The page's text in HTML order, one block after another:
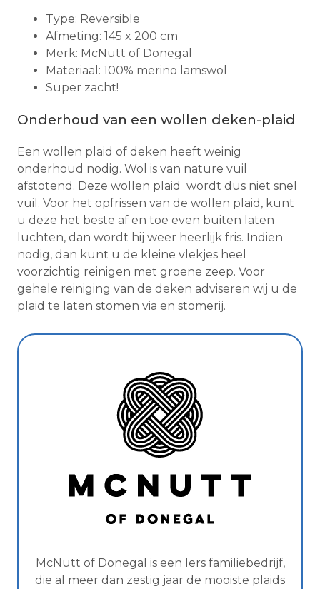
Type: Reversible
Afmeting: 145 x 200 cm
Merk: McNutt of Donegal
Materiaal: 100% merino lamswol
Super zacht!
Onderhoud van een wollen deken-plaid
Een wollen plaid of deken heeft weinig
onderhoud nodig. Wol is van nature vuil
afstotend. Deze wollen plaid wordt dus niet snel
vuil. Voor het opfrissen van de wollen plaid, kunt
u deze het beste af en toe even buiten laten
luchten, dan wordt hij weer heerlijk fris. Indien
nodig, dan kunt u de kleine vlekjes heel
voorzichtig reinigen met groene zeep. Voor
gehele reiniging van de deken adviseren wij u de
plaid te laten stomen via en stomerij.
McNutt of Donegal is een Iers familiebedrijf,
die al meer dan zestig jaar de mooiste plaids